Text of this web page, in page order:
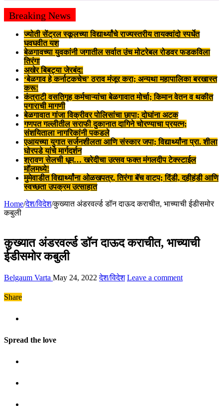
Breaking News
ज्योती सेंट्रल स्कूलच्या विद्यार्थ्यांचे राज्यस्तरीय तायक्वांदो स्पर्धेत
घवघवीत यश
बेळगावच्या युवकांनी जगातील सर्वात उंच मोटरेबल रोडवर फडकविला
तिरंगा
अखेर बिबट्या जेरबंद!
‘बेळगाव हे कर्नाटकचेच’ ठराव मंजूर करा; अन्यथा महापालिका बरखास्त
करू!
कंत्राटी वसतिगृह कर्मचाऱ्यांचा बेळगावात मोर्चा; किमान वेतन व थकीत
पगाराची मागणी
बेळगावात गांजा विक्रीवर पोलिसांचा छापा; दोघांना अटक
गणपत गल्लीतील सराफी दुकानात दागिने चोरण्याचा प्रयत्न;
संशयिताला नागरिकांनी पकडले
एआयच्या युगात सर्जनशीलता आणि संस्कार जपा; विद्यार्थ्यांना प्रा. शीला
घोरपडे यांचे मार्गदर्शन
श्रावण सेलची धूम… खरेदीचा उत्सव फक्त मंगलदीप टेक्स्टाईल
मॉलमध्ये!
मुमेवाडीत विद्यार्थ्यांना ओळखपत्र, तिरंगा बॅच वाटप; दिंडी, दहीहंडी आणि
स्वच्छता उपक्रम उत्साहात
Home/देश/विदेश/कुख्यात अंडरवर्ल्ड डॉन दाऊद कराचीत, भाच्याची ईडीसमोर
कबुली
कुख्यात अंडरवर्ल्ड डॉन दाऊद कराचीत, भाच्याची
ईडीसमोर कबुली
Belgaum Varta May 24, 2022 देश/विदेश Leave a comment
Share
Spread the love